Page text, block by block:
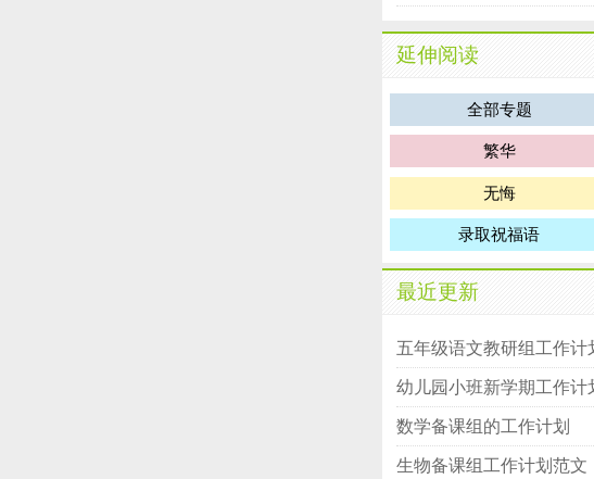
延伸阅读
全部专题
繁华
无悔
录取祝福语
最近更新
五年级语文教研组工作计
幼儿园小班新学期工作计
数学备课组的工作计划
生物备课组工作计划范文